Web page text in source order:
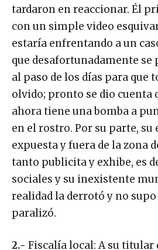
tardaron en reaccionar. Él
con un simple video
estaría enfrentando a un
que desafortunadamente
al paso de los días para que
olvido; pronto se dio cuenta
ahora tiene una bomba a
en el rostro. Por su parte, su
expuesta y fuera de la zona
tanto publicita y exhibe, es
sociales y su inexistente
realidad la derrotó y no supo
paralizó.
2.- Fiscalía local: A su titular